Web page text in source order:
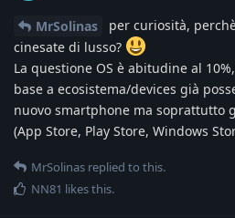
MrSolinas
per curiosità,
cinesate di lusso?
La questione OS è abitudine al
base a ecosistema/devices già
nuovo smartphone ma soprattutto
(App Store, Play Store, Windows
MrSolinas replied to this.
NN81 likes this.